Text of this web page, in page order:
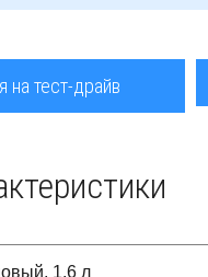
на тест-драйв
1.6 л